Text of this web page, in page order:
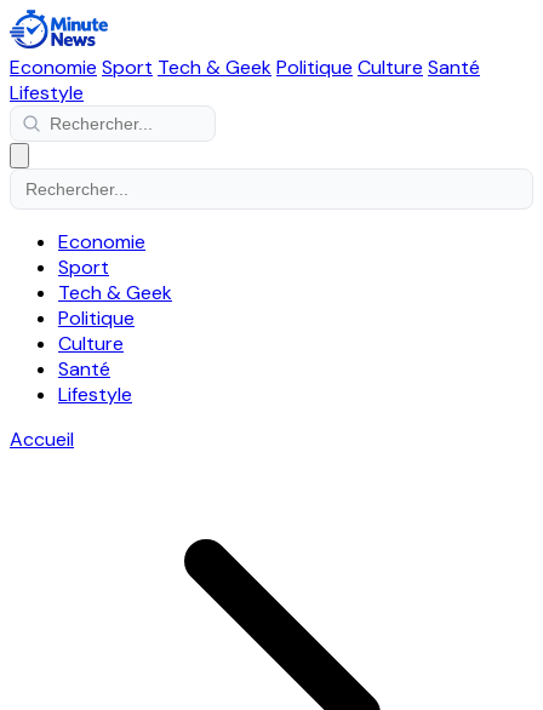
Economie Sport Tech & GeekPolitique Culture Santé
Lifestyle
Economie
Sport
Tech & Geek
Politique
Culture
Santé
Lifestyle
Accueil